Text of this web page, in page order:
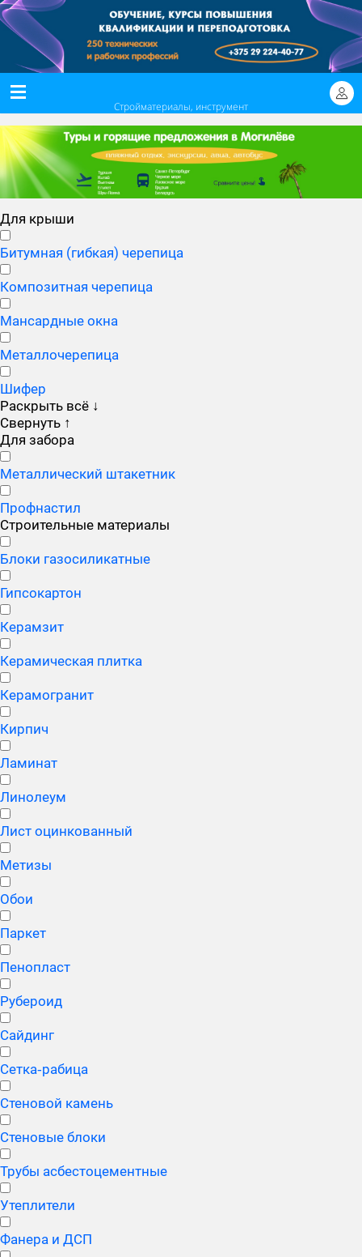
Стройматериалы, инструмент
Для крыши
Битумная (гибкая) черепица
Композитная черепица
Мансардные окна
Металлочерепица
Шифер
Раскрыть всё ↓
Свернуть ↑
Для забора
Металлический штакетник
Профнастил
Строительные материалы
Блоки газосиликатные
Гипсокартон
Керамзит
Керамическая плитка
Керамогранит
Кирпич
Ламинат
Линолеум
Лист оцинкованный
Метизы
Обои
Паркет
Пенопласт
Рубероид
Сайдинг
Сетка‑рабица
Стеновой камень
Стеновые блоки
Трубы асбестоцементные
Утеплители
Фанера и ДСП